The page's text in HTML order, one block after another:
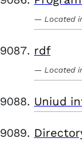
Located
rdf
Located
Uniud